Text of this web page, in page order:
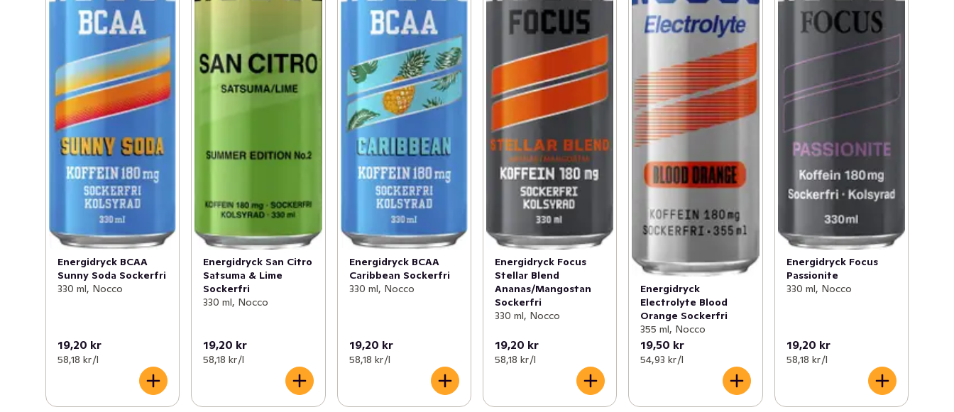
Energidryck BCAA
Sunny Soda Sockerfri
330 ml, Nocco
19,20 kr
58,18 kr /l
Energidryck San Citro
Satsuma & Lime
Sockerfri
330 ml, Nocco
19,20 kr
58,18 kr /l
Energidryck BCAA
Caribbean Sockerfri
330 ml, Nocco
19,20 kr
58,18 kr /l
Energidryck Focus
Stellar Blend
Ananas/Mangostan
Sockerfri
330 ml, Nocco
19,20 kr
58,18 kr /l
Energidryck
Electrolyte Blood
Orange Sockerfri
355 ml, Nocco
19,50 kr
54,93 kr /l
Energidryck Focus
Passionite
330 ml, Nocco
19,20 kr
58,18 kr /l